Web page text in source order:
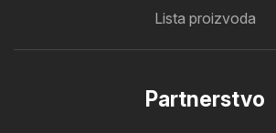
Lista proizvoda
Partnerstvo